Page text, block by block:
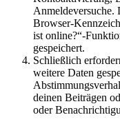
Anmeldeversuche.
Browser-
ist online?“-
gespeichert.
Schließlich
weitere Daten
deinen Beiträgen
oder